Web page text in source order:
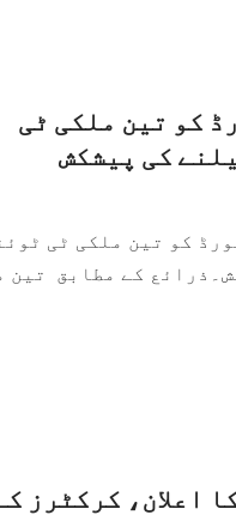
کو تین ملکی ٹی
کی پیشکش
کو تین ملکی ٹی
کے مطابق تین
اعلان، کرکٹرز